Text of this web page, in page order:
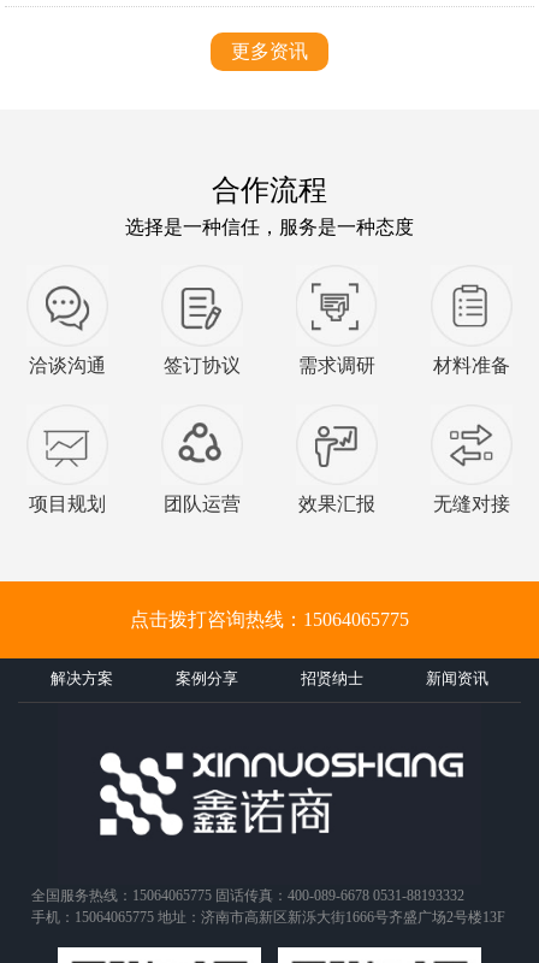
更多资讯
合作流程
选择是一种信任，服务是一种态度
洽谈沟通 签订协议 需求调研 材料准备
项目规划 团队运营 效果汇报 无缝对接
点击拨打咨询热线：15064065775
解决方案 案例分享 招贤纳士 新闻资讯
全国服务热线：15064065775 固话传真：400-089-6678 0531-88193332
手机：15064065775 地址：济南市高新区新泺大街1666号齐盛广场2号楼13F